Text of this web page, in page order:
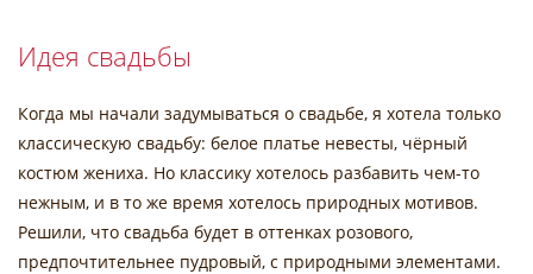
Идея свадьбы
Когда мы начали задумываться о свадьбе, я хотела только
классическую свадьбу: белое платье невесты, чёрный
костюм жениха. Но классику хотелось разбавить чем-то
нежным, и в то же время хотелось природных мотивов.
Решили, что свадьба будет в оттенках розового,
предпочтительнее пудровый, с природными элементами.